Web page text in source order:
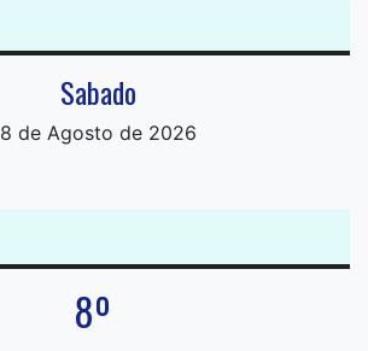
Sabado
8 de Agosto de 2026
8º